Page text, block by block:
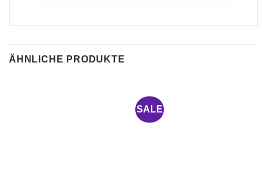
ÄHNLICHE PRODUKTE
SALE